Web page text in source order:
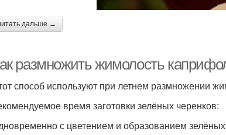
дальше →
размножить жимолость
способ используют при летнем размножении
время заготовки зелёных черенков:
с цветением и образованием